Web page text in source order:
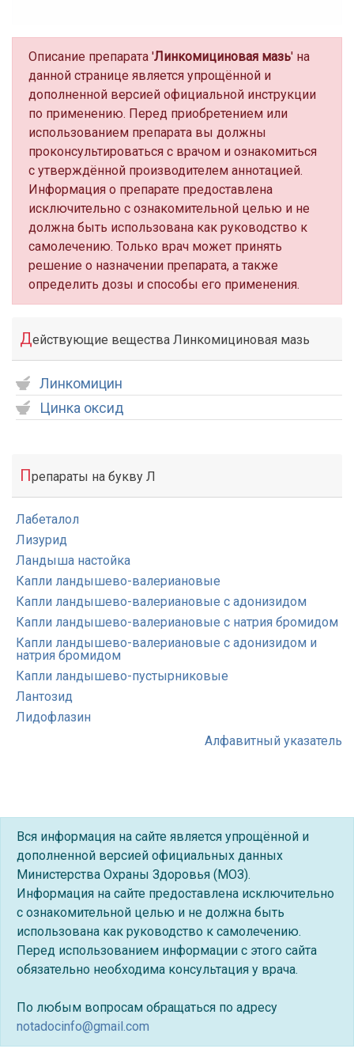
Описание препарата 'Линкомициновая мазь' на
данной странице является упрощённой и
дополненной версией официальной инструкции
по применению. Перед приобретением или
использованием препарата вы должны
проконсультироваться с врачом и ознакомиться
с утверждённой производителем аннотацией.
Информация о препарате предоставлена
исключительно с ознакомительной целью и не
должна быть использована как руководство к
самолечению. Только врач может принять
решение о назначении препарата, а также
определить дозы и способы его применения.
Действующие вещества Линкомициновая мазь
Линкомицин
Цинка оксид
Препараты на букву Л
Лабеталол
Лизурид
Ландыша настойка
Капли ландышево-валериановые
Капли ландышево-валериановые с адонизидом
Капли ландышево-валериановые с натрия бромидом
Капли ландышево-валериановые с адонизидом и
натрия бромидом
Капли ландышево-пустырниковые
Лантозид
Лидофлазин
Алфавитный указатель
Вся информация на сайте является упрощённой и
дополненной версией официальных данных
Министерства Охраны Здоровья (МОЗ).
Информация на сайте предоставлена исключительно
с ознакомительной целью и не должна быть
использована как руководство к самолечению.
Перед использованием информации с этого сайта
обязательно необходима консультация у врача.
По любым вопросам обращаться по адресу
notadocinfo@gmail.com